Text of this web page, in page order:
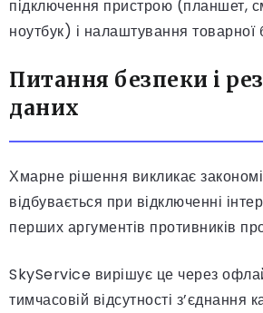
підключення пристрою (планшет,
ноутбук) і налаштування товарної
Питання безпеки і
даних
Хмарне рішення викликає
відбувається при відключенні
перших аргументів противників
SkyService вирішує це через
тимчасовій відсутності з’єднання